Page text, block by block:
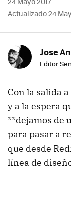
Actualizado 24
Jose
Editor
Con la salida
y a la espera
**dejamos de
para pasar a
que desde
línea de